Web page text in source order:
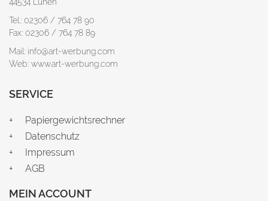
Tel.: 02306 / 764 78 90
Fax: 02306 / 764 78 89
Mail: info@art-werbung.com
Web: www.art-werbung.com
SERVICE
Papiergewichtsrechner
Datenschutz
Impressum
AGB
MEIN ACCOUNT